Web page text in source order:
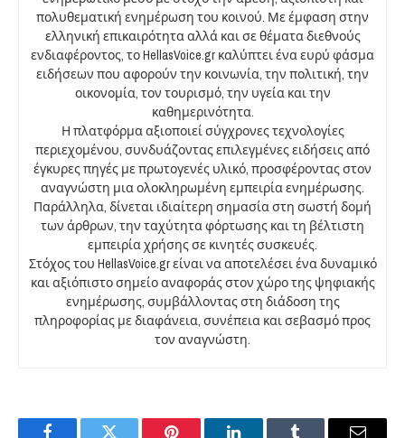
πολυθεματική ενημέρωση του κοινού. Με έμφαση στην
ελληνική επικαιρότητα αλλά και σε θέματα διεθνούς
ενδιαφέροντος, το HellasVoice.gr καλύπτει ένα ευρύ φάσμα
ειδήσεων που αφορούν την κοινωνία, την πολιτική, την
οικονομία, τον τουρισμό, την υγεία και την
καθημερινότητα.
Η πλατφόρμα αξιοποιεί σύγχρονες τεχνολογίες
περιεχομένου, συνδυάζοντας επιλεγμένες ειδήσεις από
έγκυρες πηγές με πρωτογενές υλικό, προσφέροντας στον
αναγνώστη μια ολοκληρωμένη εμπειρία ενημέρωσης.
Παράλληλα, δίνεται ιδιαίτερη σημασία στη σωστή δομή
των άρθρων, την ταχύτητα φόρτωσης και τη βέλτιστη
εμπειρία χρήσης σε κινητές συσκευές.
Στόχος του HellasVoice.gr είναι να αποτελέσει ένα δυναμικό
και αξιόπιστο σημείο αναφοράς στον χώρο της ψηφιακής
ενημέρωσης, συμβάλλοντας στη διάδοση της
πληροφορίας με διαφάνεια, συνέπεια και σεβασμό προς
τον αναγνώστη.